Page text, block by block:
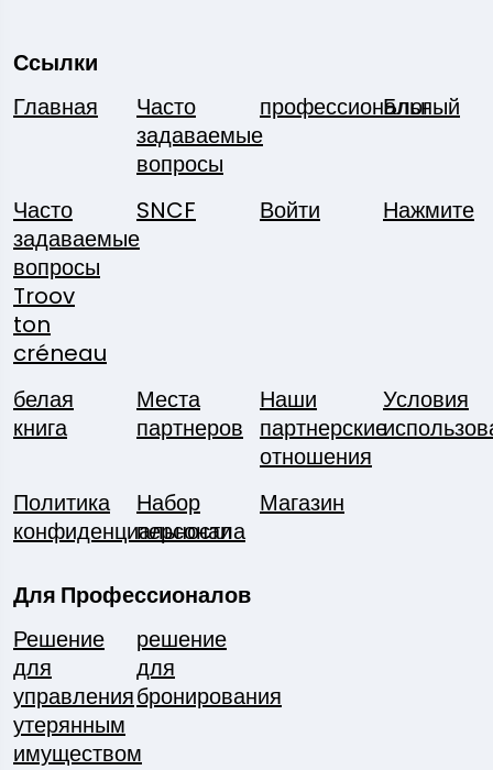
Ссылки
Главная
Часто
задаваемые
вопросы
профессиональный
Блог
Часто
задаваемые
вопросы
Troov
ton
créneau
SNCF Войти Нажмите
белая
книга
Места
партнеров
Наши
партнерские
отношения
Условия
Политика
конфиденциальности
Набор
персонала
Магазин
Для Профессионалов
Решение
для
управления
утерянным
имуществом
решение
для
бронирования